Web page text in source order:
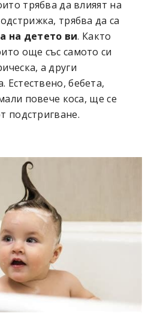
трябва да влияят на
трябва да са
на детето ви. Както
още със самото си
а други
Естествено, бебета,
повече коса, ще се
подстригване.